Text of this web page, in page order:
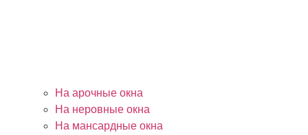
На арочные окна
На неровные окна
На мансардные окна